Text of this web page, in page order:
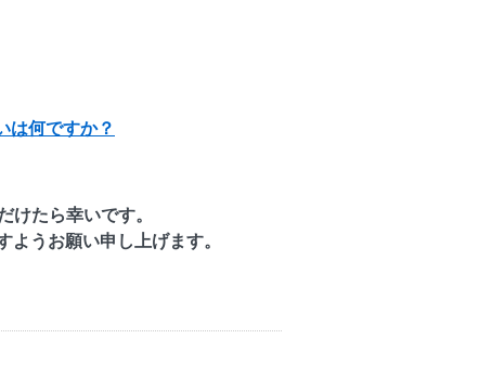
は何ですか？
たら幸いです。
うお願い申し上げます。